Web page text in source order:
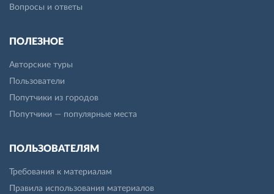
Вопросы и ответы
ПОЛЕЗНОЕ
Авторские туры
Пользователи
Попутчики из городов
Попутчики — популярные места
ПОЛЬЗОВАТЕЛЯМ
Требования к материалам
Правила использования материалов